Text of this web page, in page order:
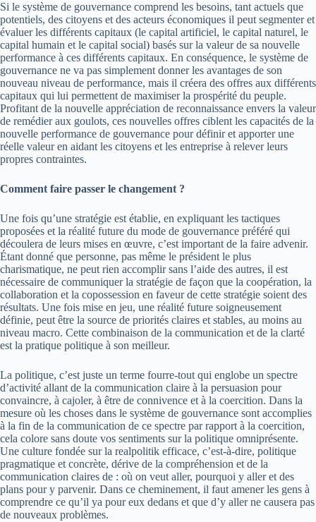
Si le système de gouvernance comprend les besoins, tant actuels que
potentiels, des citoyens et des acteurs économiques il peut segmenter et
évaluer les différents capitaux (le capital artificiel, le capital naturel, le
capital humain et le capital social) basés sur la valeur de sa nouvelle
performance à ces différents capitaux. En conséquence, le système de
gouvernance ne va pas simplement donner les avantages de son
nouveau niveau de performance, mais il créera des offres aux différents
capitaux qui lui permettent de maximiser la prospérité du peuple.
Profitant de la nouvelle appréciation de reconnaissance envers la valeur
de remédier aux goulots, ces nouvelles offres ciblent les capacités de la
nouvelle performance de gouvernance pour définir et apporter une
réelle valeur en aidant les citoyens et les entreprise à relever leurs
propres contraintes.
Comment faire passer le changement ?
Une fois qu’une stratégie est établie, en expliquant les tactiques
proposées et la réalité future du mode de gouvernance préféré qui
découlera de leurs mises en œuvre, c’est important de la faire advenir.
Étant donné que personne, pas même le président le plus
charismatique, ne peut rien accomplir sans l’aide des autres, il est
nécessaire de communiquer la stratégie de façon que la coopération, la
collaboration et la copossession en faveur de cette stratégie soient des
résultats. Une fois mise en jeu, une réalité future soigneusement
définie, peut être la source de priorités claires et stables, au moins au
niveau macro. Cette combinaison de la communication et de la clarté
est la pratique politique à son meilleur.
La politique, c’est juste un terme fourre-tout qui englobe un spectre
d’activité allant de la communication claire à la persuasion pour
convaincre, à cajoler, à être de connivence et à la coercition. Dans la
mesure où les choses dans le système de gouvernance sont accomplies
à la fin de la communication de ce spectre par rapport à la coercition,
cela colore sans doute vos sentiments sur la politique omniprésente.
Une culture fondée sur la realpolitik efficace, c’est-à-dire, politique
pragmatique et concrète, dérive de la compréhension et de la
communication claires de : où on veut aller, pourquoi y aller et des
plans pour y parvenir. Dans ce cheminement, il faut amener les gens à
comprendre ce qu’il ya pour eux dedans et que d’y aller ne causera pas
de nouveaux problèmes.